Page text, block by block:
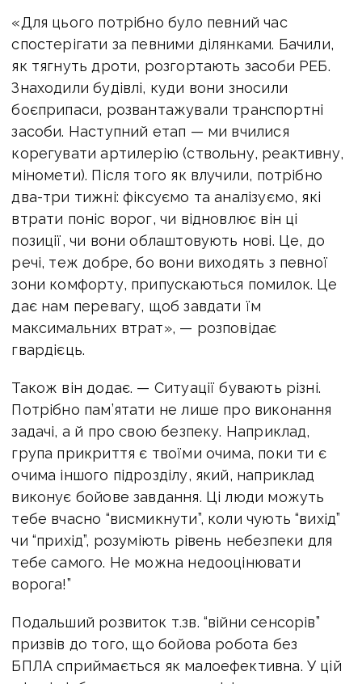
«Для цього потрібно було певний час
спостерігати за певними ділянками. Бачили,
як тягнуть дроти, розгортають засоби РЕБ.
Знаходили будівлі, куди вони зносили
боєприпаси, розвантажували транспортні
засоби. Наступний етап — ми вчилися
корегувати артилерію (ствольну, реактивну,
міномети). Після того як влучили, потрібно
два-три тижні: фіксуємо та аналізуємо, які
втрати поніс ворог, чи відновлює він ці
позиції, чи вони облаштовують нові. Це, до
речі, теж добре, бо вони виходять з певної
зони комфорту, припускаються помилок. Це
дає нам перевагу, щоб завдати їм
максимальних втрат», — розповідає
гвардієць.
Також він додає. — Ситуації бувають різні.
Потрібно пам’ятати не лише про виконання
задачі, а й про свою безпеку. Наприклад,
група прикриття є твоїми очима, поки ти є
очима іншого підрозділу, який, наприклад
виконує бойове завдання. Ці люди можуть
тебе вчасно “висмикнути”, коли чують “вихід”
чи “прихід”, розуміють рівень небезпеки для
тебе самого. Не можна недооцінювати
ворога!”
Подальший розвиток т.зв. “війни сенсорів”
призвів до того, що бойова робота без
БПЛА сприймається як малоефективна. У цій